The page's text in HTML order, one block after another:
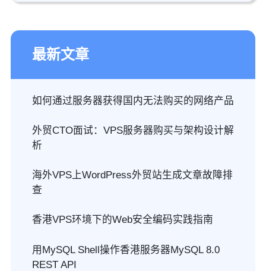
最新文章
如何通过服务器获得国内无法购买的网络产品
外贸CTO面试：VPS服务器购买与架构设计解
析
海外VPS上WordPress外贸站生成文章故障排
查
香港VPS环境下的Web安全编码实践指南
用MySQL Shell操作香港服务器MySQL 8.0
REST API